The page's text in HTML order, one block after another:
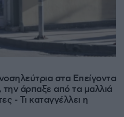
στα Επείγοντα
άρπαξε από τα μαλλιά
- Τι καταγγέλλει η